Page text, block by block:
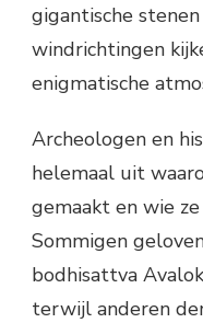
gigantische
windrichtingen
enigmatische
Archeologen en
helemaal uit
gemaakt en wie
Sommigen
bodhisattva
terwijl anderen